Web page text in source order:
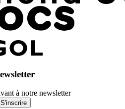
à notre newsletter
S'inscrire